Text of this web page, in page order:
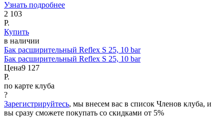
Узнать подробнее
2 103
Р.
Купить
в наличии
Бак расширительный Reflex S 25, 10 bar
Бак расширительный Reflex S 25, 10 bar
Цена9 127
Р.
по карте клуба
?
Зарегистрируйтесь, мы внесем вас в список Членов клуба, и
вы сразу сможете покупать со скидками от 5%